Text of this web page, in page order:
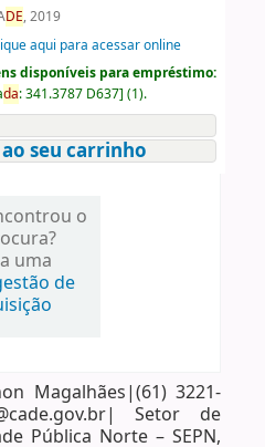
DE, 2019
aqui para acessar online
disponíveis para empréstimo:
da:341.3787 D637] (1).
seu carrinho
o
uma
de
Magalhães|(61) 3221-
Setor de
Pública Norte – SEPN,